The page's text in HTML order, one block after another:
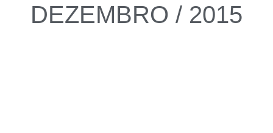
DEZEMBRO / 2015